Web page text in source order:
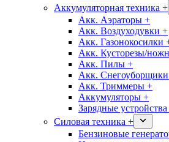
Аккумуляторная техника +
Акк. Аэраторы +
Акк. Воздуходувки +
Акк. Газонокосилки
Акк. Кусторезы/
Акк. Пилы +
Акк.
Акк. Триммеры +
Аккумуляторы +
Зарядные
Силовая техника +
Бензиновые